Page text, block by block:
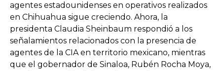
agentes estadounidenses en operativos realizados
en Chihuahua sigue creciendo. Ahora, la
presidenta Claudia Sheinbaum respondió a los
señalamientos relacionados con la presencia de
agentes de la CIA en territorio mexicano, mientras
que el gobernador de Sinaloa, Rubén Rocha Moya,